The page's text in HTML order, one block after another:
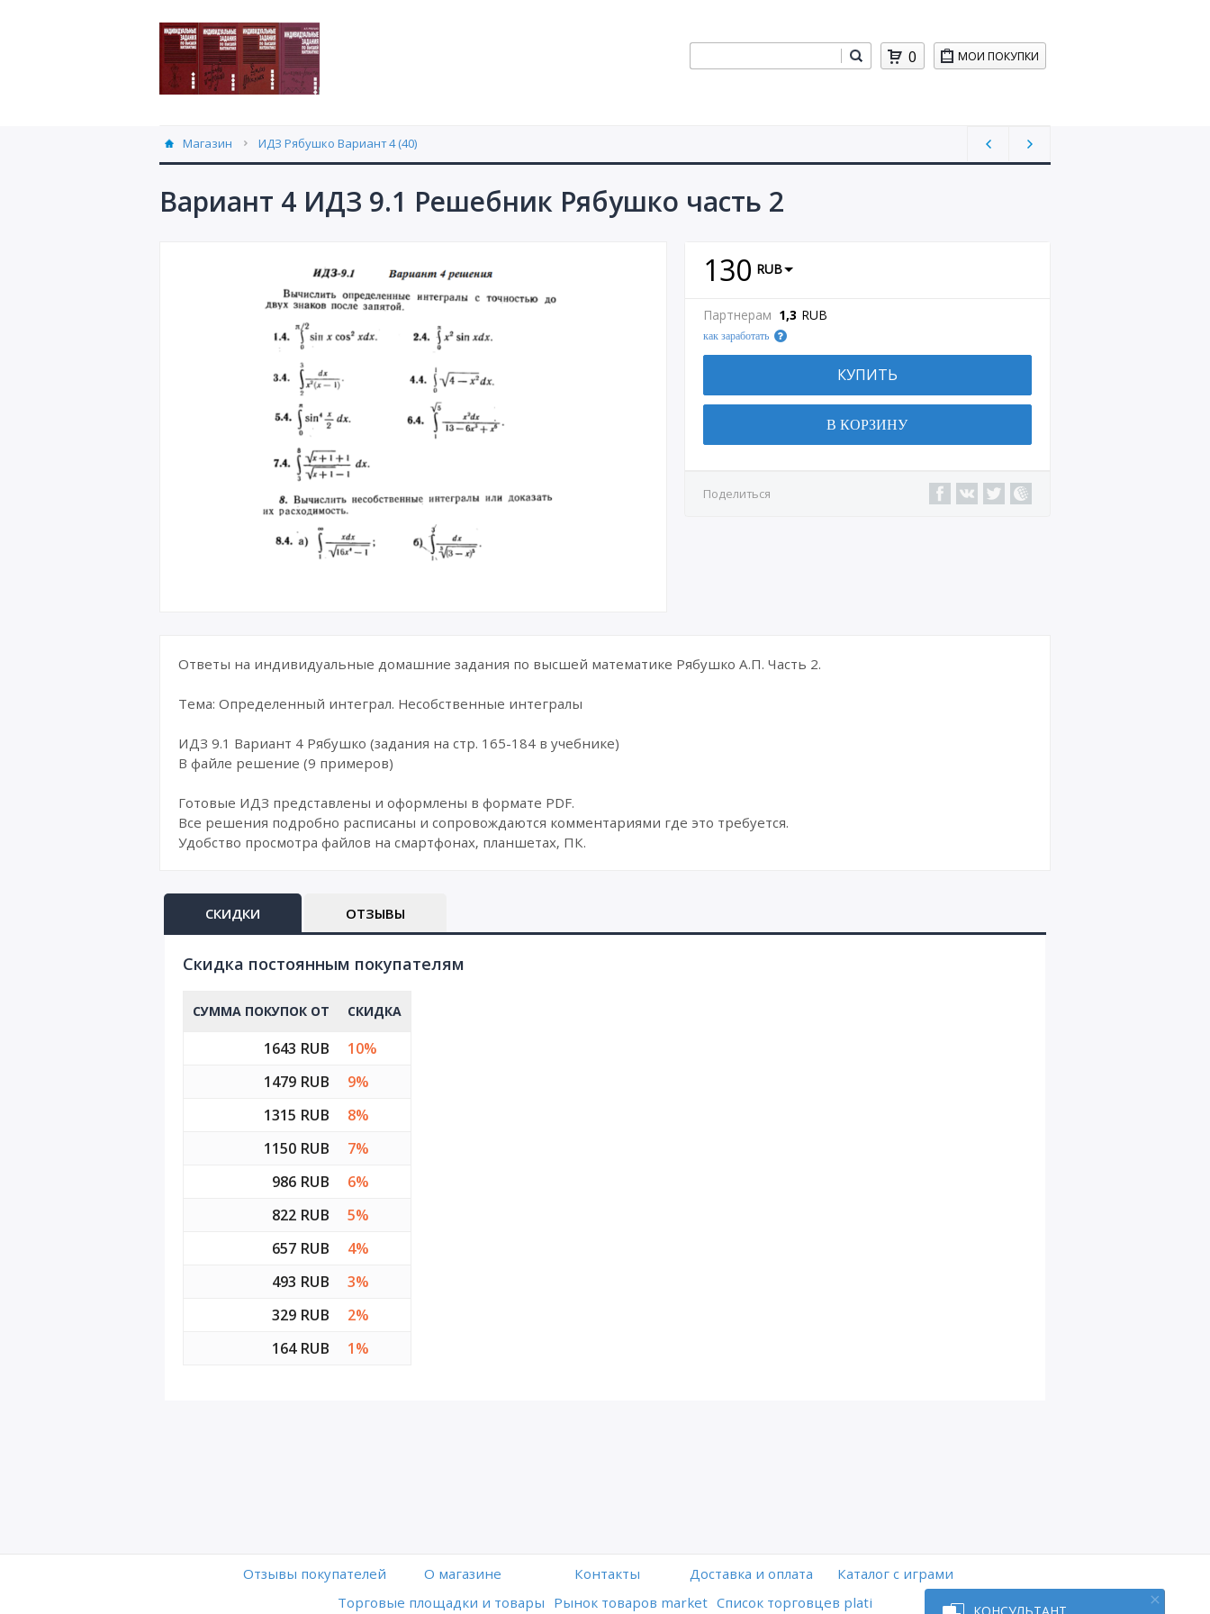
МОИ ПОКУПКИ
0
Магазин ИДЗ Рябушко Вариант 4 (40)
Вариант 4 ИДЗ 9.1 Решебник Рябушко часть 2
130 RUB
Партнерам 1,3 RUB
как заработать
КУПИТЬ
В КОРЗИНУ
Поделиться
Ответы на индивидуальные домашние задания по высшей математике Рябушко А.П. Часть 2.
Тема: Определенный интеграл. Несобственные интегралы
ИДЗ 9.1 Вариант 4 Рябушко (задания на стр. 165-184 в учебнике)
В файле решение (9 примеров)
Готовые ИДЗ представлены и оформлены в формате PDF.
Все решения подробно расписаны и сопровождаются комментариями где это требуется.
Удобство просмотра файлов на смартфонах, планшетах, ПК.
СКИДКИ ОТЗЫВЫ
Cкидка постоянным покупателям
СУММА ПОКУПОК ОТ СКИДКА
1643 RUB
10%
1479 RUB
9%
1315 RUB
8%
1150 RUB
7%
986 RUB
6%
822 RUB
5%
657 RUB
4%
493 RUB
3%
329 RUB
2%
164 RUB
1%
Отзывы покупателей O магазине Контакты Доставка и оплата
Каталог с играми
Торговые площадки и товары Рынок товаров market Список торговцев plati